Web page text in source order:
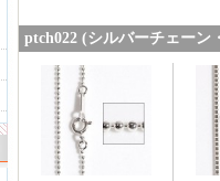
ptch022 (シルバーチェーン